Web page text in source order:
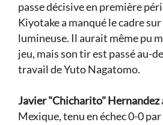
passe décisive en première
Kiyotake a manqué le cadre sur
lumineuse. Il aurait même pu
jeu, mais son tir est passé au-
travail de Yuto Nagatomo.
Javier "Chicharito" Hernandez
Mexique, tenu en échec 0-0 par